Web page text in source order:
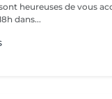
heureuses de vous
dans...